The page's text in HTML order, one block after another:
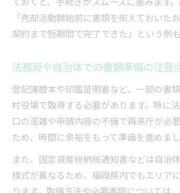
「売却活動開始前に書類を揃えておいた
契約まで短期間で完了できた」という例
法務局や自治体での書類準備の注意
登記簿謄本や印鑑証明書など、一部の書
村役場で取得する必要があります。特に
口の混雑や申請内容の不備で再来庁が必
ため、時間に余裕をもって準備を進めまし
また、固定資産税納税通知書などは自治
様式が異なるため、福岡県内でもエリア